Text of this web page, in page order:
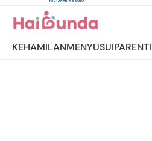
KEHAMILANMENYUSUI